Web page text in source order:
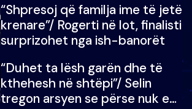
mban dot lotët: Nuk meritoj…
“Shpresoj që familja ime të jetë
krenare”/ Rogerti në lot, finalisti
surprizohet nga ish-banorët
“Duhet ta lësh garën dhe të
kthehesh në shtëpi”/ Selin
tregon arsyen se përse nuk e